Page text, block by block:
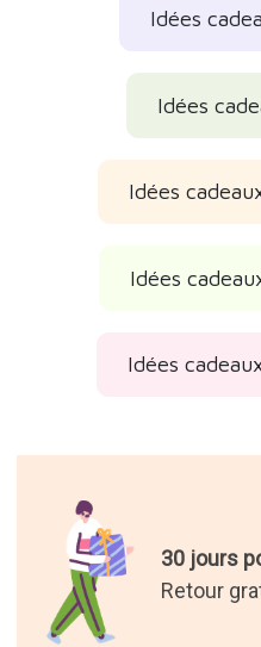
Idées
Idées
Idées
Idées
Idées
30 jours
Retour